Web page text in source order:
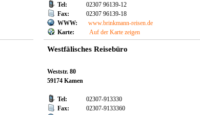
Tel:
02307 96139-12
Fax:
02307 96139-18
WWW:
www.brinkmann-reisen.de
Karte:
Auf der Karte zeigen
Westfälisches Reisebüro
Weststr. 80
59174 Kamen
Tel:
02307-913330
Fax:
02307-9133360